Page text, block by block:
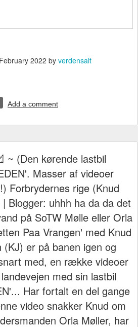
2022 by verdensalt
Add a comment
~ (Den kørende lastbil
Masser af videoer
Forbrydernes rige (Knud
Blogger: uhhh ha da da det
på SoTW Mølle eller Orla
Paa Vrangen' med Knud
(KJ) er på banen igen og
med, en række videoer
med sin lastbil
Har fortalt en del gange
video snakker Knud om
Orla Møller, har